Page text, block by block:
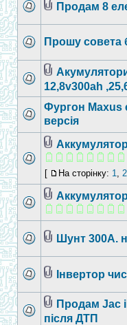
Продам 8
Прошу
12,8v300ah
Фургон Maxus
версія
[
На сторінку: 1, 2
Шунт 300А.
Інвертор
Продам Jac
після ДТП